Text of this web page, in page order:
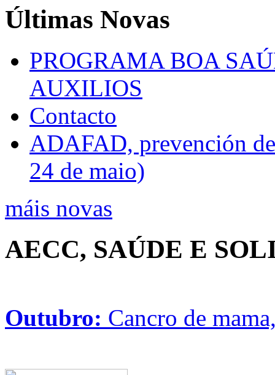
Últimas Novas
PROGRAMA BOA
AUXILIOS
Contacto
ADAFAD, prevención
24 de maio)
máis novas
AECC, SAÚDE E
Outubro: Cancro de